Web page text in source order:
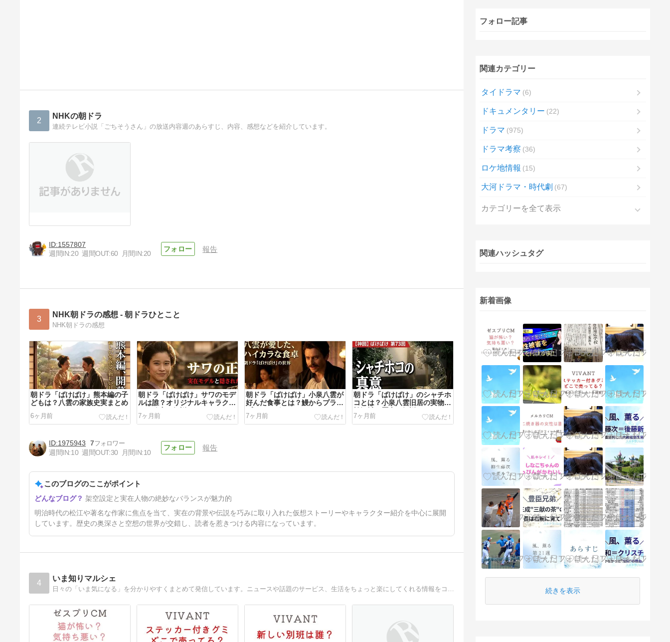
2 NHKの朝ドラ
連続テレビ小説「ごちそうさん」の放送内容週のあらすじ、内容、感想などを紹介しています。
1557807
週間IN:20 週間OUT:60 月間IN:20
報告
3 NHK朝ドラの感想 - 朝ドラひとこと
NHK朝ドラの感想
朝ドラ「ばけばけ」熊本編の子
どもは？八雲の家族史実まとめ
6ヶ月前
朝ドラ「ばけばけ」サワのモデ
ルは誰？オリジナルキャラクタ
ーの秘密を解説
7ヶ月前
朝ドラ「ばけばけ」小泉八雲が
好んだ食事とは？鰻からプラム
プディングまで
7ヶ月前
朝ドラ「ばけばけ」のシャチホ
コとは？小泉八雲旧居の実物と
松江城の歴史を解説
7ヶ月前
朝ドラ「ばけばけ」で注目！小
泉八雲と夏目漱石の関係を徹底
7ヶ月前
1975943
7
週間IN:10 週間OUT:30 月間IN:10
報告
このブログのここがポイント
架空設定と実在人物の絶妙なバランスが魅力的
明治時代の松江や著名な作家に焦点を当て、実在の背景や伝説を巧みに取り入れた仮想ストーリーやキャラクター紹介を中心に展開
しています。歴史の奥深さと空想の世界が交錯し、読者を惹きつける内容になっています。
4 いま知りマルシェ
日々の「いま気になる」を分かりやすくまとめて発信しています。ニュースや話題のサービス、生活をちょっと楽にしてくれる情報をコンパクトにお届け。子育て中でもサッと読める、やさしいメディアをめざしています。
フォロー記事
関連カテゴリー
タイドラマ 6
ドキュメンタリー 22
ドラマ 975
ドラマ考察 36
ロケ地情報 15
大河ドラマ・時代劇 67
カテゴリーを全て表示
関連ハッシュタグ
新着画像
続きを表示